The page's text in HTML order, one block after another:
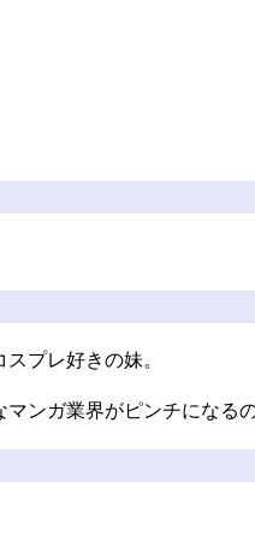
プレ好きの妹。
ンガ業界がピンチになる